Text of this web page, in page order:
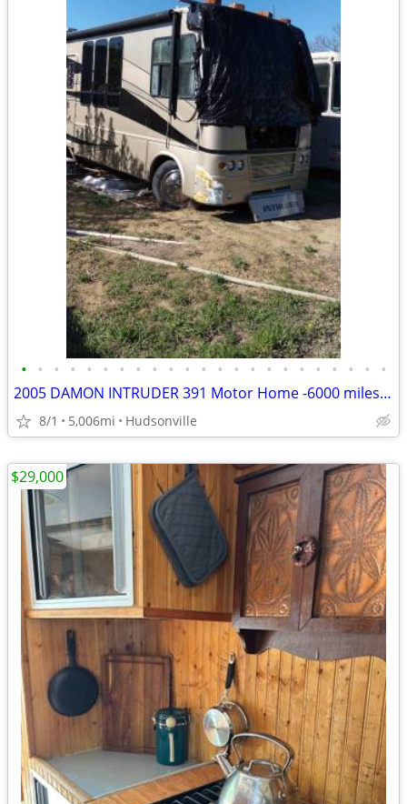
• • • • • • • • • • • • • • • • • • • • • • •
2005 DAMON INTRUDER 391 Motor Home -6000 miles- REPAIRABLE RV Camper
8/1 5,006mi Hudsonville
$29,000